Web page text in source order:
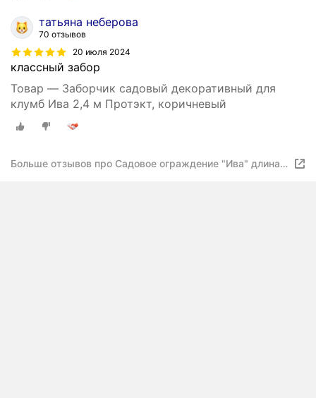
татьяна неберова
70 отзывов
20 июля 2024
классный забор
Товар — Заборчик садовый декоративный для
клумб Ива 2,4 м Протэкт, коричневый
Больше отзывов про Садовое ограждение "Ива" длина